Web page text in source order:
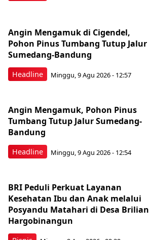
Headline
Angin Mengamuk di Cigendel,
Pohon Pinus Tumbang Tutup Jalur
Sumedang-Bandung
Minggu, 9 Agu 2026 - 12:57
Headline
Angin Mengamuk, Pohon Pinus
Tumbang Tutup Jalur Sumedang-
Bandung
Minggu, 9 Agu 2026 - 12:54
BRI Peduli Perkuat Layanan
Kesehatan Ibu dan Anak melalui
Posyandu Matahari di Desa Brilian
Hargobinangun